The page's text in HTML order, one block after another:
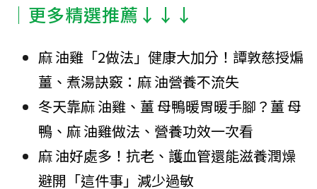
│更多精選推薦↓↓↓
麻 油雞「2做法」健康大加分！譚敦慈授煸
薑、煮湯訣竅：麻 油營養不流失
冬天靠麻 油雞、薑 母鴨暖胃暖手腳？薑 母
鴨、麻 油雞做法、營養功效一次看
麻 油好處多！抗老、護血管還能滋養潤燥
避開「這件事」減少過敏